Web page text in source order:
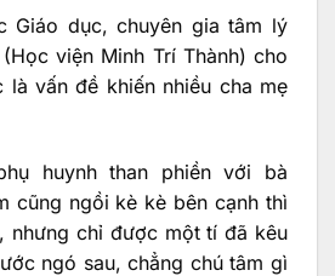
Giáo dục, chuyên gia tâm lý
viện Minh Trí Thành) cho
vấn đề khiến nhiều cha mẹ
huynh than phiền với bà
cũng ngồi kè kè bên cạnh thì
nhưng chỉ được một tí đã kêu
ngó sau, chẳng chú tâm gì